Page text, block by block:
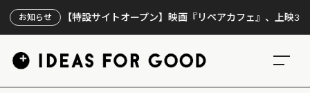
お知らせ
【特設サイトオープン】映画『リペアカフェ』、上映300回の先